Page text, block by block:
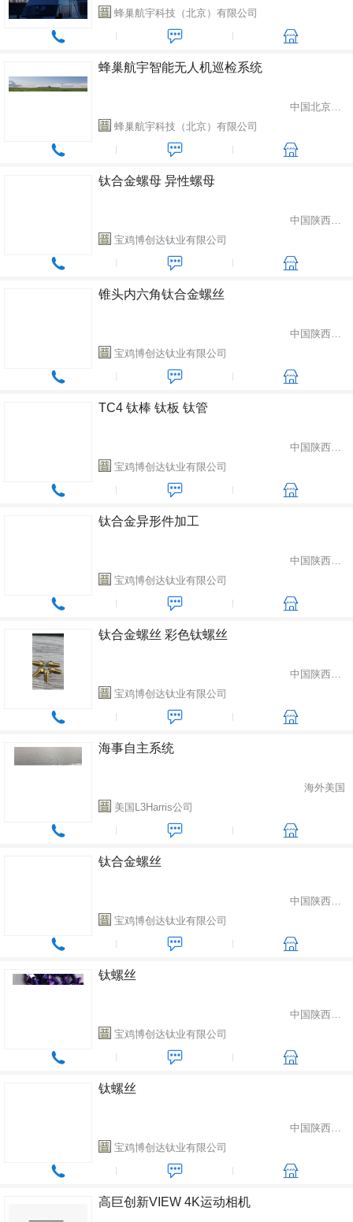
蜂巢航宇科技（北京）有限公司
蜂巢航宇智能无人机巡检系统
中国北京市丰台区
蜂巢航宇科技（北京）有限公司
钛合金螺母 异性螺母
中国陕西省宝鸡市
宝鸡博创达钛业有限公司
锥头内六角钛合金螺丝
中国陕西省宝鸡市
宝鸡博创达钛业有限公司
TC4 钛棒 钛板 钛管
中国陕西省宝鸡市
宝鸡博创达钛业有限公司
钛合金异形件加工
中国陕西省宝鸡市
宝鸡博创达钛业有限公司
钛合金螺丝 彩色钛螺丝
中国陕西省宝鸡市
宝鸡博创达钛业有限公司
海事自主系统
海外美国
美国L3Harris公司
钛合金螺丝
中国陕西省宝鸡市
宝鸡博创达钛业有限公司
钛螺丝
中国陕西省宝鸡市
宝鸡博创达钛业有限公司
钛螺丝
中国陕西省宝鸡市
宝鸡博创达钛业有限公司
高巨创新VIEW 4K运动相机